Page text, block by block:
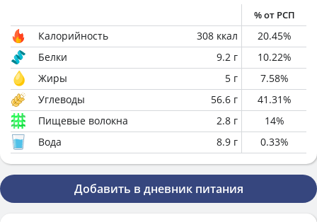
% от РСП
Калорийность 308 ккал 20.45%
Белки
9.2 г 10.22%
Жиры
5 г 7.58%
Углеводы
56.6 г 41.31%
Пищевые волокна
2.8 г 14%
Вода
8.9 г 0.33%
Добавить в дневник питания